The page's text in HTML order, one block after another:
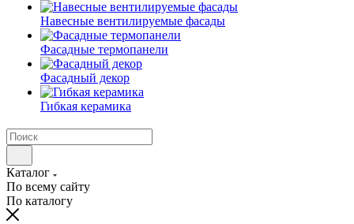
Навесные вентилируемые фасады
Фасадные термопанели
Фасадный декор
Гибкая керамика
Каталог
По всему сайту
По каталогу